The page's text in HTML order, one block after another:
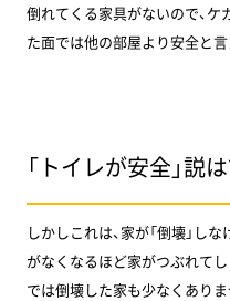
倒れてくる家具がないので、
た面では他の部屋より安全と言
「トイレが安全」説
しかしこれは、家が「倒壊」し
がなくなるほど家がつぶれて
では倒壊した家も少なくあり